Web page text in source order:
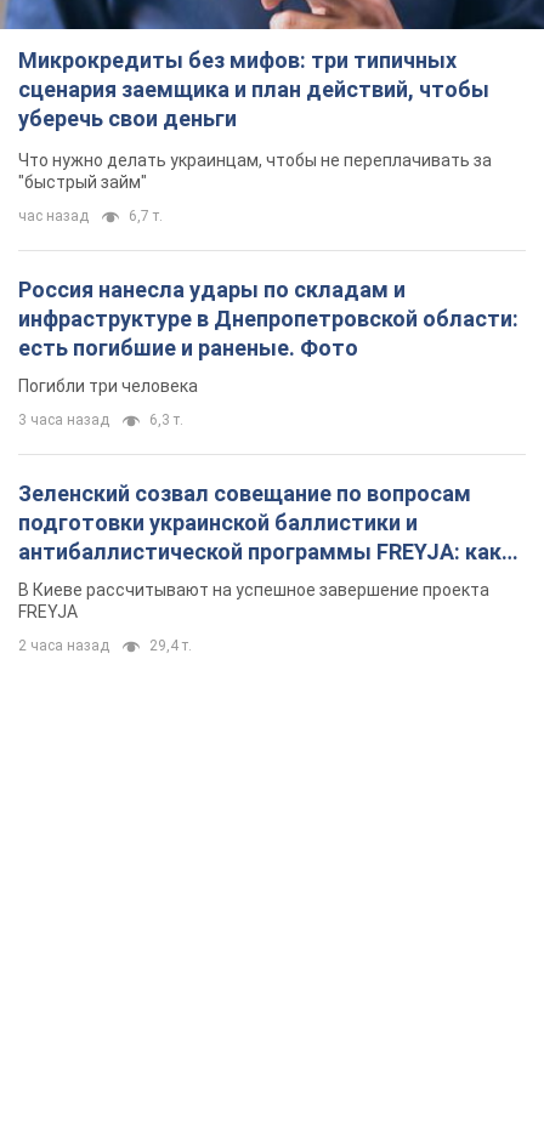
Микрокредиты без мифов: три типичных
сценария заемщика и план действий, чтобы
уберечь свои деньги
Что нужно делать украинцам, чтобы не переплачивать за
"быстрый займ"
час назад 6,7 т.
Россия нанесла удары по складам и
инфраструктуре в Днепропетровской области:
есть погибшие и раненые. Фото
Погибли три человека
3 часа назад 6,3 т.
Зеленский созвал совещание по вопросам
подготовки украинской баллистики и
антибаллистической программы FREYJA: какие
решения готовятся
В Киеве рассчитывают на успешное завершение проекта
FREYJA
2 часа назад 29,4 т.